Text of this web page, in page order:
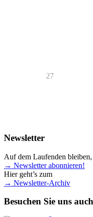
27
Newsletter
Auf dem Laufenden bleiben,
→ Newsletter abonnieren!
Hier geht’s zum
→ Newsletter-Archiv
Besuchen Sie uns